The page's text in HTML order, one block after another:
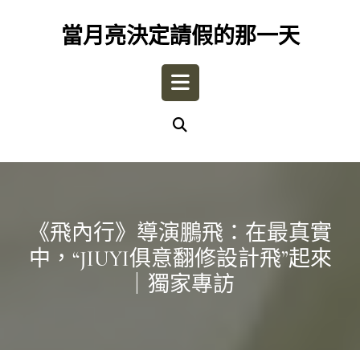
當月亮決定請假的那一天
Open
《飛內行》導演鵬飛：在最真實
中，“JIUYI俱意翻修設計飛”起來
｜獨家專訪